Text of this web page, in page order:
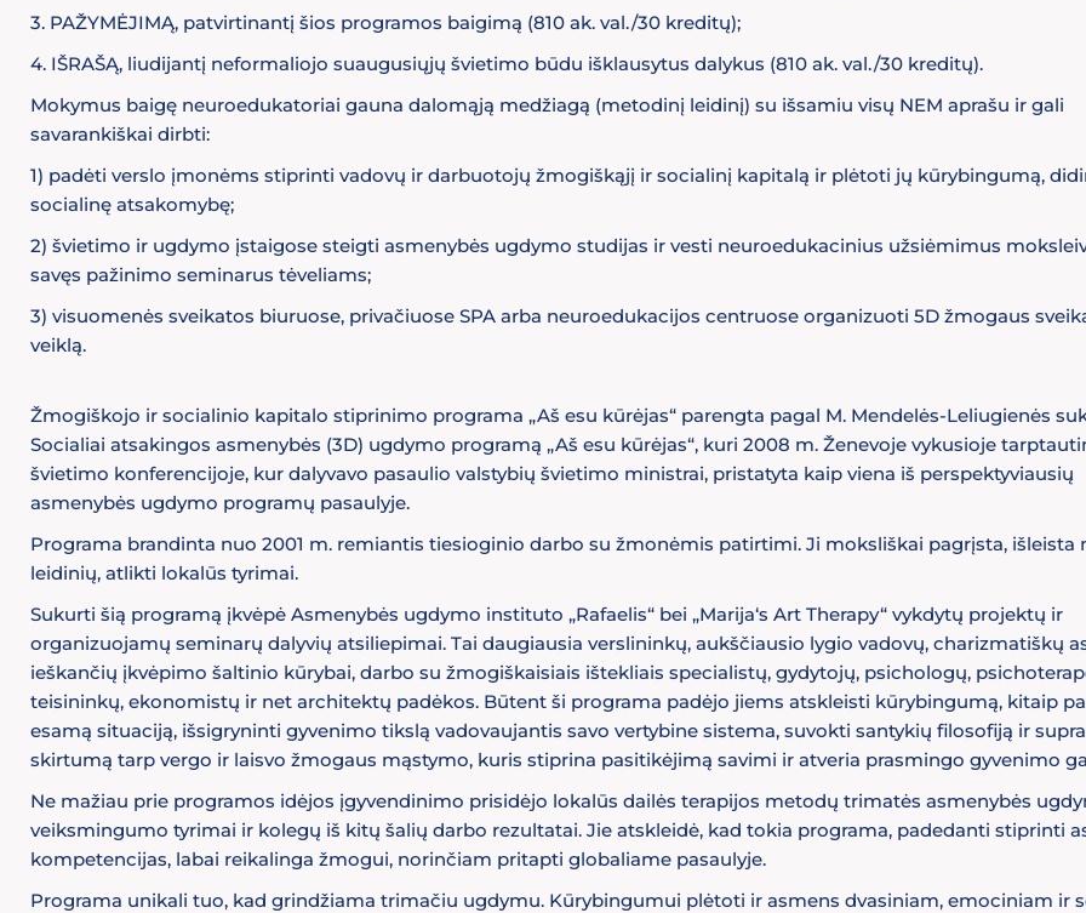
3. PAŽYMĖJIMĄ, patvirtinantį šios programos baigimą (810 ak. val./30 kreditų);
4. IŠRAŠĄ, liudijantį neformaliojo suaugusiųjų švietimo būdu išklausytus dalykus (810 ak. val./30 kreditų).
Mokymus baigę neuroedukatoriai gauna dalomąją medžiagą (metodinį leidinį) su išsamiu visų NEM aprašu ir gali
savarankiškai dirbti:
1) padėti verslo įmonėms stiprinti vadovų ir darbuotojų žmogiškąjį ir socialinį kapitalą ir plėtoti jų kūrybingumą,
socialinę atsakomybę;
2) švietimo ir ugdymo įstaigose steigti asmenybės ugdymo studijas ir vesti neuroedukacinius užsiėmimus
savęs pažinimo seminarus tėveliams;
3) visuomenės sveikatos biuruose, privačiuose SPA arba neuroedukacijos centruose organizuoti 5D žmogaus
veiklą.
Žmogiškojo ir socialinio kapitalo stiprinimo programa „Aš esu kūrėjas“ parengta pagal M. Mendelės-Leliugienės
Socialiai atsakingos asmenybės (3D) ugdymo programą „Aš esu kūrėjas“, kuri 2008 m. Ženevoje vykusioje
švietimo konferencijoje, kur dalyvavo pasaulio valstybių švietimo ministrai, pristatyta kaip viena iš perspektyviausių
asmenybės ugdymo programų pasaulyje.
Programa brandinta nuo 2001 m. remiantis tiesioginio darbo su žmonėmis patirtimi. Ji moksliškai pagrįsta, išleista
leidinių, atlikti lokalūs tyrimai.
Sukurti šią programą įkvėpė Asmenybės ugdymo instituto „Rafaelis“ bei „Marija‘s Art Therapy“ vykdytų projektų ir
organizuojamų seminarų dalyvių atsiliepimai. Tai daugiausia verslininkų, aukščiausio lygio vadovų, charizmatiškų
ieškančių įkvėpimo šaltinio kūrybai, darbo su žmogiškaisiais ištekliais specialistų, gydytojų, psichologų,
teisininkų, ekonomistų ir net architektų padėkos. Būtent ši programa padėjo jiems atskleisti kūrybingumą, kitaip
esamą situaciją, išsigryninti gyvenimo tikslą vadovaujantis savo vertybine sistema, suvokti santykių filosofiją ir
skirtumą tarp vergo ir laisvo žmogaus mąstymo, kuris stiprina pasitikėjimą savimi ir atveria prasmingo gyvenimo
Ne mažiau prie programos idėjos įgyvendinimo prisidėjo lokalūs dailės terapijos metodų trimatės asmenybės
veiksmingumo tyrimai ir kolegų iš kitų šalių darbo rezultatai. Jie atskleidė, kad tokia programa, padedanti stiprinti
kompetencijas, labai reikalinga žmogui, norinčiam pritapti globaliame pasaulyje.
Programa unikali tuo, kad grindžiama trimačiu ugdymu. Kūrybingumui plėtoti ir asmens dvasiniam, emociniam ir